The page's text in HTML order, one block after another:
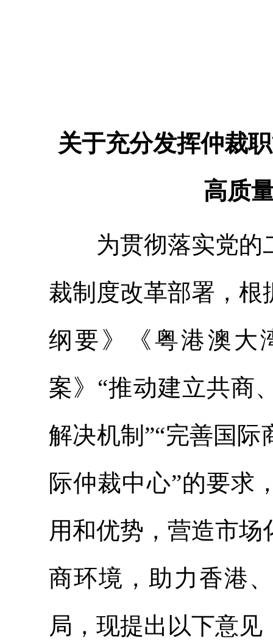
关于充分发挥仲裁
高质
为贯彻落实党的
裁制度改革部署，
纲要》《粤港澳大
案》“推动建立共商
解决机制”“完善国
际仲裁中心”的要求
用和优势，营造市
商环境，助力香港
局，现提出以下意见